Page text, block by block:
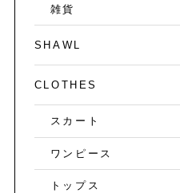
雑貨
SHAWL
CLOTHES
スカート
ワンピース
トップス